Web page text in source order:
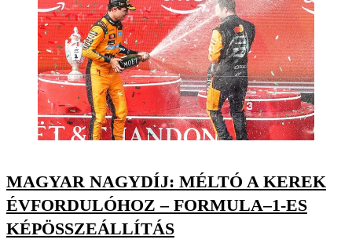
MAGYAR NAGYDÍJ: MÉLTÓ A KEREK
ÉVFORDULÓHOZ – FORMULA–1-ES
KÉPÖSSZEÁLLÍTÁS